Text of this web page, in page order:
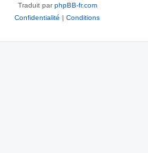
Traduit parphpBB-fr.com
Confidentialité | Conditions